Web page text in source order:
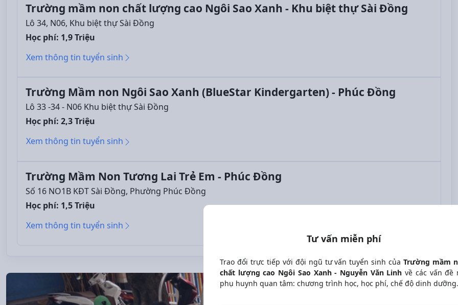
Trường mầm non chất lượng cao Ngôi Sao Xanh - Khu biệt thự Sài Đồng
Lô 34, N06, Khu biệt thự Sài Đồng
Học phí: 1,9 Triệu
Xem thông tin tuyển sinh
Trường Mầm non Ngôi Sao Xanh (BlueStar Kindergarten) - Phúc Đồng
Lô 33 -34 - N06 Khu biệt thự Sài Đồng
Học phí: 2,3 Triệu
Xem thông tin tuyển sinh
Trường Mầm Non Tương Lai Trẻ Em - Phúc Đồng
Số 16 NO1B KĐT Sài Đồng, Phường Phúc Đồng
Học phí: 1,5 Triệu
Xem thông tin tuyển sinh
Tư vấn miễn phí
Trao đổi trực tiếp với đội ngũ tư vấn tuyển sinh củaTrường mầm
chất lượng cao Ngôi Sao Xanh - Nguyễn Văn Linh về các vấn đề
phụ huynh quan tâm: chương trình học, học phí, chế độ dinh